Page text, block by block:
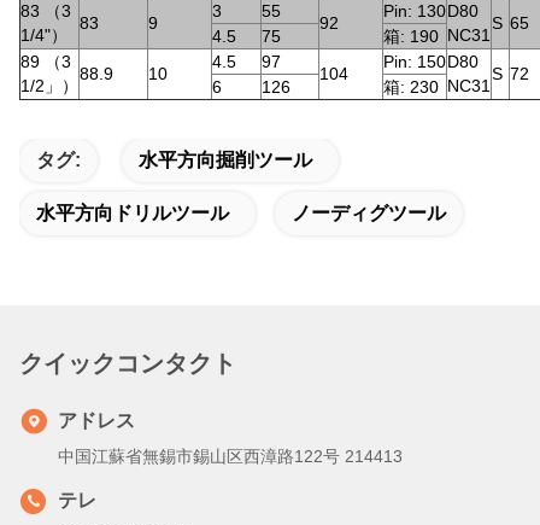
83 （3
1/4"）
83 9
3 55
92
Pin: 130D80
NC31
S 65
4.5 75
箱: 190
89 （3
1/2」）
88.9 10
4.5 97
104
Pin: 150D80
NC31
S 72
6 126 箱: 230
タグ: 水平方向掘削ツール
水平方向ドリルツール ノーディグツール
クイックコンタクト
アドレス
中国江蘇省無錫市錫山区西漳路122号 214413
テレ